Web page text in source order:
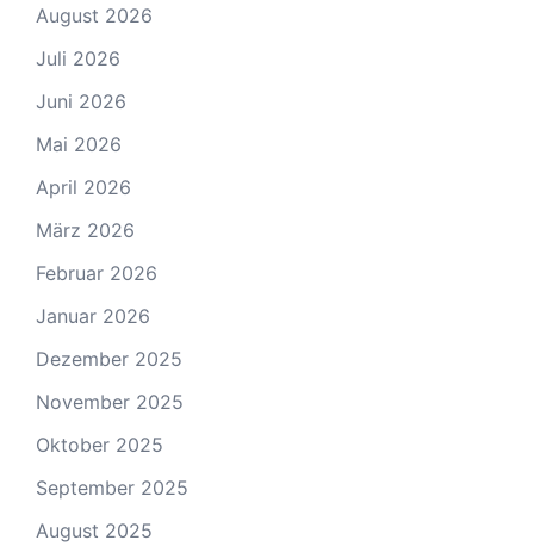
August 2026
Juli 2026
Juni 2026
Mai 2026
April 2026
März 2026
Februar 2026
Januar 2026
Dezember 2025
November 2025
Oktober 2025
September 2025
August 2025